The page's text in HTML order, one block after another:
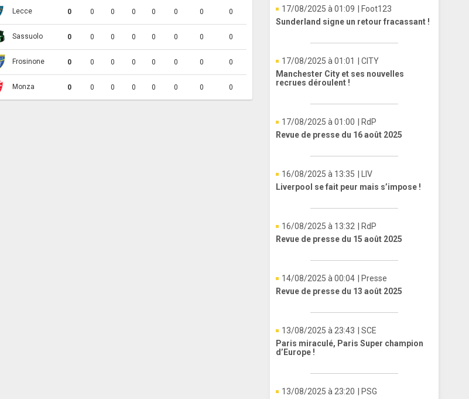
Lecce 0 0 0 0 0 0 0 0
Sassuolo 0 0 0 0 0 0 0 0
Frosinone 0 0 0 0 0 0 0 0
Monza 0 0 0 0 0 0 0 0
17/08/2025 à 01:09
| Foot123
Sunderland signe un retour fracassant !
17/08/2025 à 01:01
| CITY
Manchester City et ses nouvelles
recrues déroulent !
17/08/2025 à 01:00
| RdP
Revue de presse du 16 août 2025
16/08/2025 à 13:35
| LIV
Liverpool se fait peur mais s’impose !
16/08/2025 à 13:32
| RdP
Revue de presse du 15 août 2025
14/08/2025 à 00:04
| Presse
Revue de presse du 13 août 2025
13/08/2025 à 23:43
| SCE
Paris miraculé, Paris Super champion
d’Europe !
13/08/2025 à 23:20
| PSG